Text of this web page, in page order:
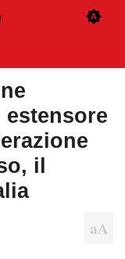
il